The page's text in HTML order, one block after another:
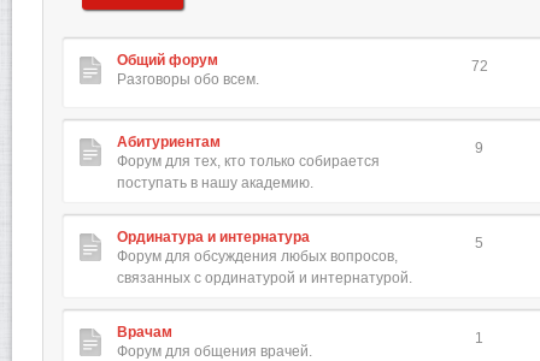
Общий форум
Разговоры обо всем.
72
Абитуриентам
Форум для тех, кто только собирается
поступать в нашу академию.
9
Ординатура и интернатура
Форум для обсуждения любых вопросов,
связанных с ординатурой и интернатурой.
5
Врачам
Форум для общения врачей.
1